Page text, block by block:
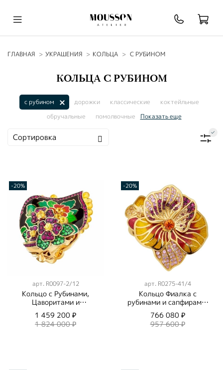
ГЛАВНАЯ УКРАШЕНИЯ КОЛЬЦА С РУБИНОМ
КОЛЬЦА С РУБИНОМ
с рубином дорожки классические
коктейльные
обручальные
помолвочные Показать еще
-20%
арт. R0097-2/12
Кольцо с Рубинами,
Цаворитами и
Оранжевыми
сапфирами, Эмаль,
R0097-2/12
1 459 200 ₽
1 824 000 ₽
-20%
арт. R0275-41/4
Кольцо Фиалка с
рубинами и сапфирами,
R0275-41/4
766 080 ₽
957 600 ₽